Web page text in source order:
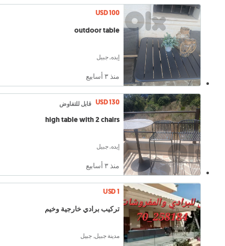
USD 100
outdoor table
إيده, جبيل
منذ ٣ أسابيع
USD 130 قابل للتفاوض
high table with 2 chairs
إيده, جبيل
منذ ٣ أسابيع
USD 1
تركيب برادي خارجية وخيم
مدينة جبيل, جبيل